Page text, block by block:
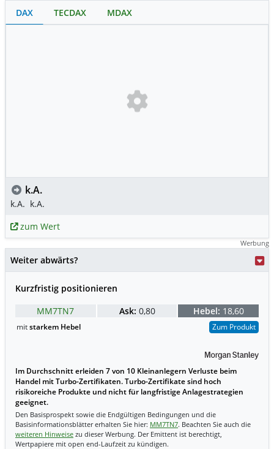
DAX TECDAX MDAX
k.A.
k.A. k.A.
zum Wert
Werbung
Weiter abwärts?
Kurzfristig positionieren
MM7TN7
Ask: 0,80 Hebel: 18,60
mitstarkem Hebel Zum Produkt
Im Durchschnitt erleiden 7 von 10 Kleinanlegern Verluste beim
Handel mit Turbo-Zertifikaten. Turbo-Zertifikate sind hoch
risikoreiche Produkte und nicht für langfristige Anlagestrategien
geeignet.
Den Basisprospekt sowie die Endgültigen Bedingungen und die
Basisinformationsblätter erhalten Sie hier: MM7TN7. Beachten Sie auch die
weiteren Hinweise zu dieser Werbung. Der Emittent ist berechtigt,
Wertpapiere mit open end-Laufzeit zu kündigen.